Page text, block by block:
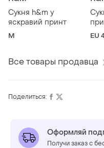
Сукня h&m у
яскравий принт
M EU
Все товары продавца
Поделиться:
Оформляй
Получи заказ с